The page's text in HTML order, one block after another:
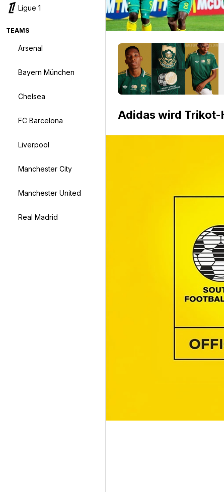
Ligue 1
TEAMS
Arsenal
Bayern München
Chelsea
FC Barcelona
Liverpool
Manchester City
Manchester United
Real Madrid
Adidas wird